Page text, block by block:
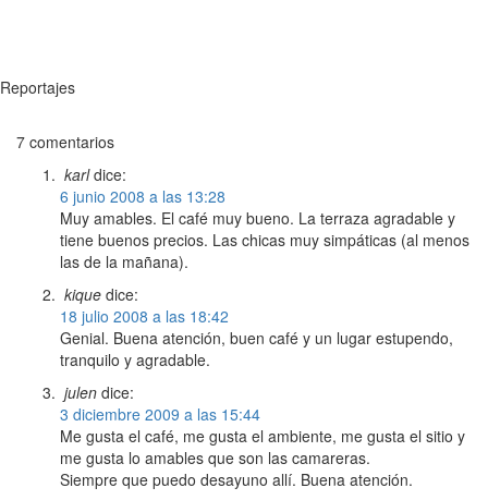
Reportajes
7 comentarios
karl dice:
6 junio 2008 a las 13:28
Muy amables. El café muy bueno. La terraza agradable y
tiene buenos precios. Las chicas muy simpáticas (al menos
las de la mañana).
kique dice:
18 julio 2008 a las 18:42
Genial. Buena atención, buen café y un lugar estupendo,
tranquilo y agradable.
julen dice:
3 diciembre 2009 a las 15:44
Me gusta el café, me gusta el ambiente, me gusta el sitio y
me gusta lo amables que son las camareras.
Siempre que puedo desayuno allí. Buena atención.